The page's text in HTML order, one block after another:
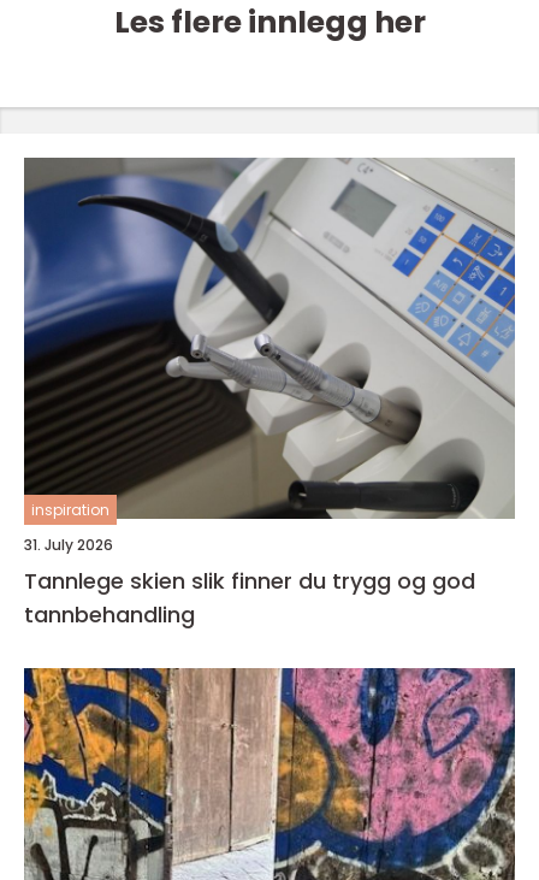
Les flere innlegg her
inspiration
31. July 2026
Tannlege skien slik finner du trygg og god
tannbehandling